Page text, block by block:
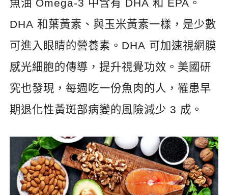
魚油 Omega-3 中含有 DHA 和 EPA 。
DHA 和葉黃素、與玉米黃素一樣，是少數
可進入眼睛的營養素。 DHA 可加速視網膜
感光細胞的傳導，提升視覺功效。美國研
究也發現，每週吃一份魚肉的人，罹患早
期退化性黃斑部病變的風險減少 3 成。